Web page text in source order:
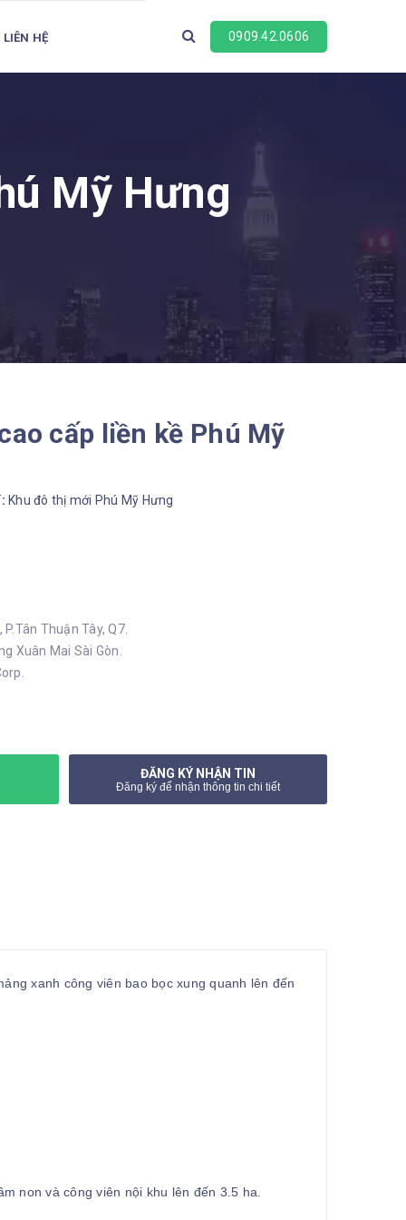
LIÊN HỆ 0909.42.0606
Mỹ Hưng
cấp liền kề Phú Mỹ
Khu đô thị mới Phú Mỹ Hưng
Thuận Tây, Q7.
Xuân Mai Sài Gòn.
ĐĂNG KÝ NHẬN TIN
Đăng ký để nhận thông tin chi tiết
xanh công viên bao bọc xung quanh lên đến
non và công viên nội khu lên đến 3.5 ha.